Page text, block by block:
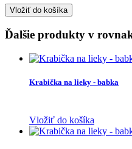
Vložiť do košíka
Ďalšie produkty v
Krabička na lieky - babka
Vložiť do košíka